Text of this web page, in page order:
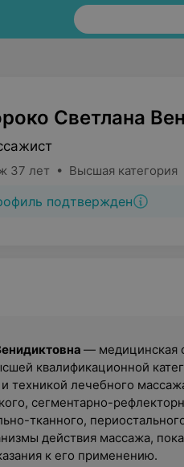
Светлана
37 лет • Высшая категория
подтвержден
— медицинская
квалификационной
техникой лечебного
сегментарно-
тканного,
действия массажа,
к его применению.